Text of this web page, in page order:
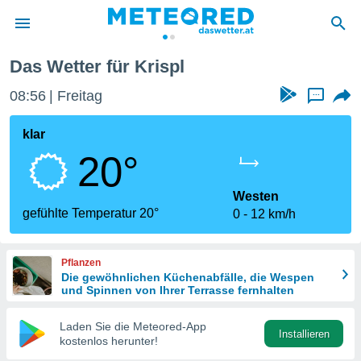
wurde
dass
sind.
diese
Das Wetter für Krispl
08:56 Freitag ...
klar
20°
gefühlte Temperatur 20°
Westen
0
12 km/h
Pflanzen
Die gewöhnlichen Küchenabfälle, die Wespen
und Spinnen von Ihrer Terrasse fernhalten
Laden Sie die Meteored-App
kostenlos herunter!
Installieren